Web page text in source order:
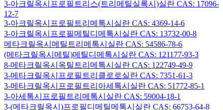
3-아크릴옥시프로필트리스(트리메틸실록시)실란 CAS: 17096-
12-7
3-아크릴옥시프로필트리메톡시실란 CAS: 4369-14-6
3-아크릴옥시프로필메틸디메톡시실란 CAS: 13732-00-8
메타크릴옥시메틸트리메톡시실란 CAS: 54586-78-6
(메타크릴옥시메틸)메틸디메톡시실란 CAS: 121177-93-3
8-메타크릴옥시옥틸트리메톡시실란 CAS: 122749-49-9
3-메타크릴옥시프로필트리클로로실란 CAS: 7351-61-3
3-메타크릴옥시프로필트리아세톡시실란 CAS: 51772-85-1
3-아세톡시프로필트리메톡시실란 CAS: 59004-18-1
3-(메타크릴옥시)프로필디메틸메톡시실란 CAS: 66753-64-8